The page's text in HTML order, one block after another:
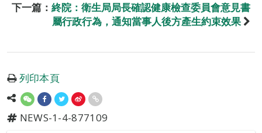
下一篇： 終院：衛生局局長確認健康檢查委員會意見書
屬行政行為，通知當事人後方產生約束效果
列印本頁
NEWS-1-4-877109